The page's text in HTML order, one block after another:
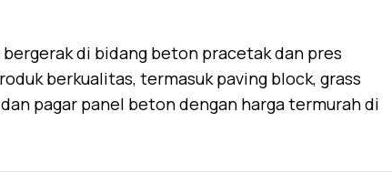
di bidang beton pracetak dan pres
berkualitas, termasuk paving block, grass
pagar panel beton dengan harga termurah di